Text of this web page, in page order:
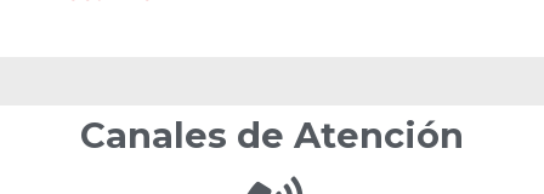
Canales de Atención